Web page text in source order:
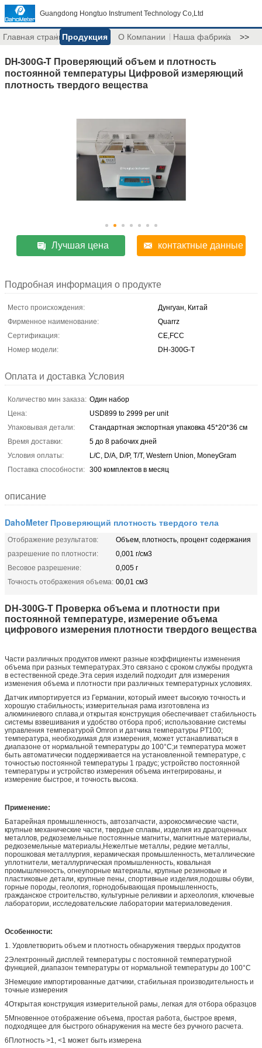
Guangdong Hongtuo Instrument Technology Co,Ltd
Главная страницаПродукция О Компании Наша фабрика >>
DH-300G-T Проверяющий объем и плотность
постоянной температуры Цифровой измеряющий
плотность твердого вещества
Лучшая цена контактные данные
Подробная информация о продукте
Место происхождения:
Дунгуан, Китай
Фирменное наименование:
Quarrz
Сертификация:
CE,FCC
Номер модели:
DH-300G-T
Оплата и доставка Условия
Количество мин заказа: Один набор
Цена:
USD899 to 2999 per unit
Упаковывая детали:
Стандартная экспортная упаковка 45*20*36 см
Время доставки:
5 до 8 рабочих дней
Условия оплаты:
L/C, D/A, D/P, T/T, Western Union, MoneyGram
Поставка способности: 300 комплектов в месяц
описание
DahoMeter Проверяющий плотность твердого тела
Отображение результатов:
Объем, плотность, процент содержания
разрешение по плотности:
0,001 г/см3
Весовое разрешение:
0,005 г
Точность отображения объема: 00,01 см3
DH-300G-T Проверка объема и плотности при
постоянной температуре, измерение объема
цифрового измерения плотности твердого вещества
Части различных продуктов имеют разные коэффициенты изменения
объема при разных температурах.Это связано с сроком службы продукта
в естественной среде.Эта серия изделий подходит для измерения
изменения объема и плотности при различных температурных условиях.
Датчик импортируется из Германии, который имеет высокую точность и
хорошую стабильность; измерительная рама изготовлена из
алюминиевого сплава,и открытая конструкция обеспечивает стабильность
системы взвешивания и удобство отбора проб; использование системы
управления температурой Omron и датчика температуры PT100;
температура, необходимая для измерения, может устанавливаться в
диапазоне от нормальной температуры до 100°C;и температура может
быть автоматически поддерживается на установленной температуре, с
точностью постоянной температуры 1 градус; устройство постоянной
температуры и устройство измерения объема интегрированы, и
измерение быстрое, и точность высока.
Применение:
Батарейная промышленность, автозапчасти, аэрокосмические части,
крупные механические части, твердые сплавы, изделия из драгоценных
металлов, редкоземельные постоянные магниты, магнитные материалы,
редкоземельные материалы,Нежелтые металлы, редкие металлы,
порошковая металлургия, керамическая промышленность, металлические
уплотнители, металлургическая промышленность, ковальная
промышленность, огнеупорные материалы, крупные резиновые и
пластиковые детали, крупные пены, спортивные изделия,подошвы обуви,
горные породы, геология, горнодобывающая промышленность,
гражданское строительство, культурные реликвии и археология, ключевые
лаборатории, исследовательские лаборатории материаловедения.
Особенности:
1. Удовлетворить объем и плотность обнаружения твердых продуктов
2Электронный дисплей температуры с постоянной температурной
функцией, диапазон температуры от нормальной температуры до 100°C
3Немецкие импортированные датчики, стабильная производительность и
точные измерения
4Открытая конструкция измерительной рамы, легкая для отбора образцов
5Мгновенное отображение объема, простая работа, быстрое время,
подходящее для быстрого обнаружения на месте без ручного расчета.
6Плотность >1, <1 может быть измерена